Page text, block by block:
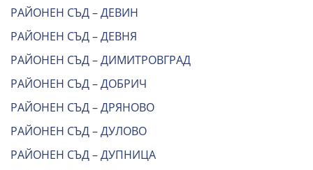
РАЙОНЕН СЪД – ДЕВИН
РАЙОНЕН СЪД – ДЕВНЯ
РАЙОНЕН СЪД – ДИМИТРОВГРАД
РАЙОНЕН СЪД – ДОБРИЧ
РАЙОНЕН СЪД – ДРЯНОВО
РАЙОНЕН СЪД – ДУЛОВО
РАЙОНЕН СЪД – ДУПНИЦА